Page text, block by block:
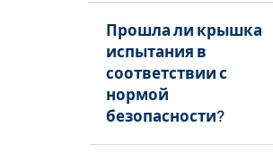
Прошла ли крышка
испытания в
соответствии с
нормой
безопасности?